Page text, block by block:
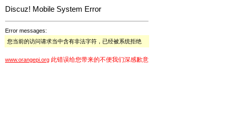
Discuz! Mobile System Error
Error messages:
您当前的访问请求当中含有非法字符，已经被系统拒绝
www.orangepi.org 此错误给您带来的不便我们深感歉意